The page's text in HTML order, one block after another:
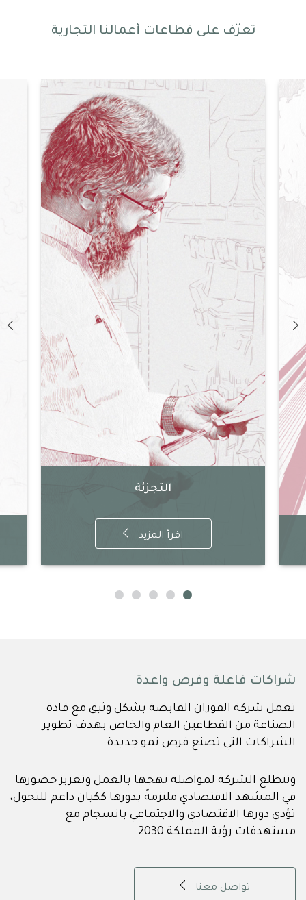
تعرّف على قطاعات أعمالنا التجارية
التجزئة
اقرأ المزيد
شراكات فاعلة وفرص واعدة
تعمل شركة الفوزان القابضة بشكل وثيق مع قادة
الصناعة من القطاعين العام والخاص بهدف تطوير
الشراكات التي تصنع فرص نمو جديدة.
وتتطلع الشركة لمواصلة نهجها بالعمل وتعزيز حضورها
في المشهد الاقتصادي ملتزمةً بدورها ككيان داعم للتحول،
تؤدي دورها الاقتصادي والاجتماعي بانسجام مع
مستهدفات رؤية المملكة 2030.
تواصل معنا